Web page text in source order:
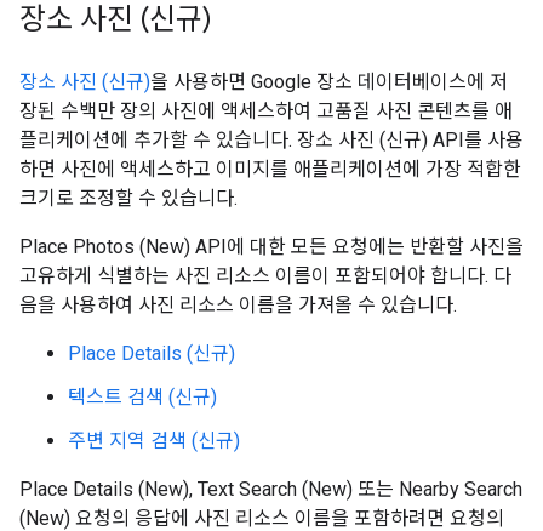
장소 사진 (신규)
장소 사진 (신규)을 사용하면 Google 장소 데이터베이스에 저
장된 수백만 장의 사진에 액세스하여 고품질 사진 콘텐츠를 애
플리케이션에 추가할 수 있습니다. 장소 사진 (신규) API를 사용
하면 사진에 액세스하고 이미지를 애플리케이션에 가장 적합한
크기로 조정할 수 있습니다.
Place Photos (New) API에 대한 모든 요청에는 반환할 사진을
고유하게 식별하는 사진 리소스 이름이 포함되어야 합니다. 다
음을 사용하여 사진 리소스 이름을 가져올 수 있습니다.
Place Details (신규)
텍스트 검색 (신규)
주변 지역 검색 (신규)
Place Details (New), Text Search (New) 또는 Nearby Search
(New) 요청의 응답에 사진 리소스 이름을 포함하려면 요청의